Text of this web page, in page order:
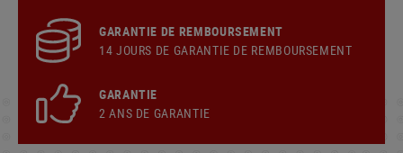
GARANTIE DE REMBOURSEMENT
14 JOURS DE GARANTIE DE REMBOURSEMENT
GARANTIE
2 ANS DE GARANTIE